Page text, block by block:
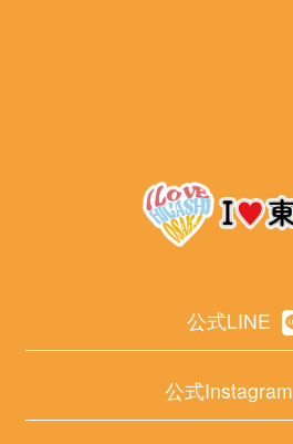
公式LINE
公式Instagram